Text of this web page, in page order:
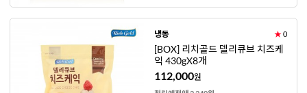
냉동 ★0
[BOX] 리치골드 델리큐브 치즈케
익 430gX8개
112,000원